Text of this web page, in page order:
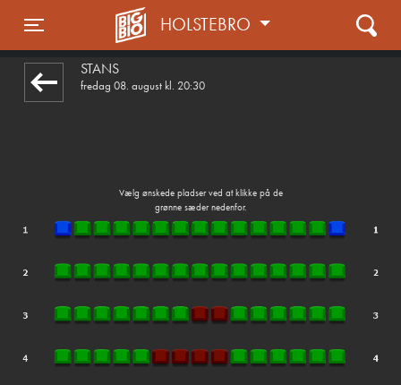
Toggle navigation
HOLSTEBRO
STANS
fredag 08. august kl. 20:30
Vælg ønskede pladser ved at klikke på de
grønne sæder nedenfor.
1step-front02 014842